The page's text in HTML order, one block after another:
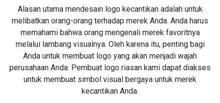
Alasan utama mendesain logo kecantikan adalah untuk
melibatkan orang-orang terhadap merek Anda. Anda harus
memahami bahwa orang mengenali merek favoritnya
melalui lambang visualnya. Oleh karena itu, penting bagi
Anda untuk membuat logo yang akan menjadi wajah
perusahaan Anda. Pembuat logo riasan kami dapat diakses
untuk membuat simbol visual bergaya untuk merek
kecantikan Anda.